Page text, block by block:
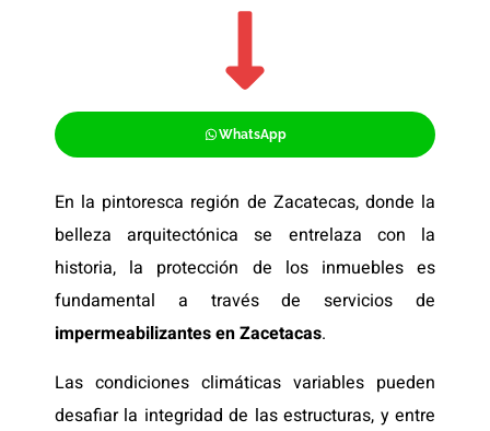
WhatsApp
En la pintoresca región de Zacatecas, donde la
belleza arquitectónica se entrelaza con la
historia, la protección de los inmuebles es
fundamental a través de servicios de
impermeabilizantes en Zacetacas.
Las condiciones climáticas variables pueden
desafiar la integridad de las estructuras, y entre